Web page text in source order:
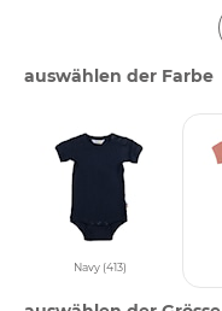
auswählen der Farbe
Navy (413)